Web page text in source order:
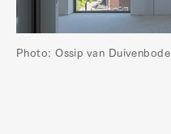
Photo: Ossip van Duivenbode